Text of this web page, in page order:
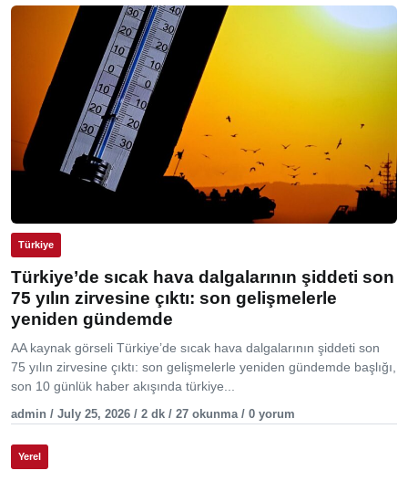
Türkiye
Türkiye’de sıcak hava dalgalarının şiddeti son
75 yılın zirvesine çıktı: son gelişmelerle
yeniden gündemde
AA kaynak görseli Türkiye’de sıcak hava dalgalarının şiddeti son
75 yılın zirvesine çıktı: son gelişmelerle yeniden gündemde başlığı,
son 10 günlük haber akışında türkiye...
admin / July 25, 2026 / 2 dk / 27 okunma / 0 yorum
Yerel